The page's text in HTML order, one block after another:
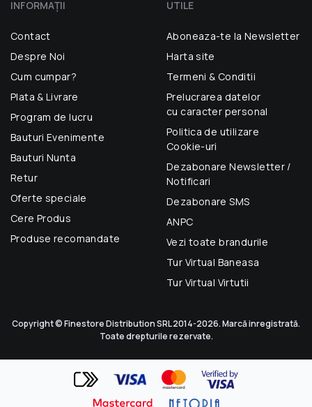
INFORMAŢII
Contact
Despre Noi
Cum cumpar?
Plata & Livrare
Program de lucru
Bauturi Evenimente
Bauturi Nunta
Retur
Oferte speciale
Cere Produs
Produse recomandate
UTILE
Aboneaza-te la Newsletter
Harta site
Termeni & Conditii
Prelucrarea datelor
cu caracter personal
Politica de utilizare
Cookie-uri
Dezabonare Newsletter /
Notificari
Dezabonare SMS
ANPC
Vezi toate brandurile
Tur Virtual Baneasa
Tur Virtual Virtutii
Copyright © Finestore Distribution SRL 2014-2026. Marcă inregistrată.
Toate drepturile rezervate.